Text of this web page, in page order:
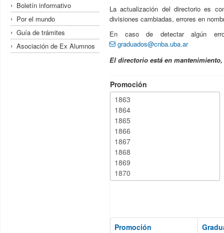
Boletín informativo
Por el mundo
Guía de trámites
Asociación de Ex Alumnos
La actualización del directorio es
divisiones cambiadas, errores en
En caso de detectar algún
graduados@cnba.uba.ar
El directorio está en
Promoción
Promoción